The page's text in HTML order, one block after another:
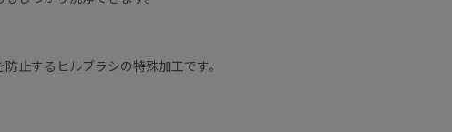
止するヒルブラシの特殊加工です。